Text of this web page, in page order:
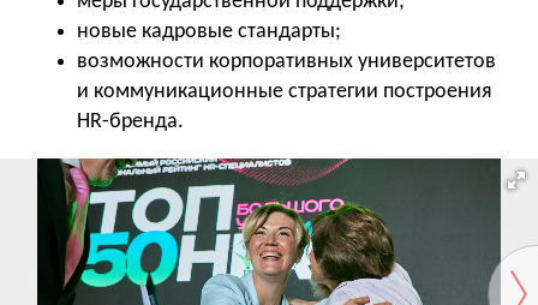
новые кадровые стандарты;
возможности корпоративных университетов
и коммуникационные стратегии построения
HR-бренда.